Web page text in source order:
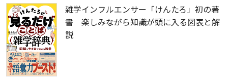
雑学インフルエンサー「けんたろ」初の著
書 楽しみながら知識が頭に入る図表と解
説